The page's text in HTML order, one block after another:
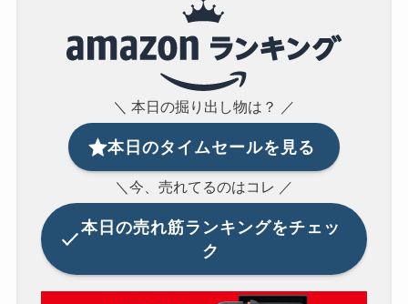
＼ 本日の掘り出し物は？ ／
本日のタイムセールを見る
＼今、売れてるのはコレ ／
本日の売れ筋ランキングをチェッ
ク